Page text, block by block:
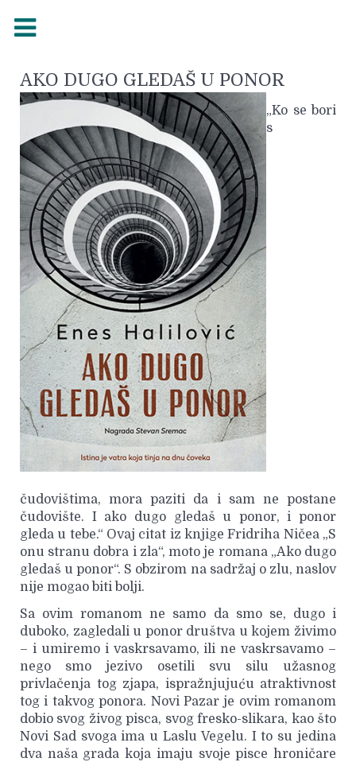
AKO DUGO GLEDAŠ U PONOR
„Ko se bori
s
čudovištima, mora paziti da i sam ne postane
čudovište. I ako dugo gledaš u ponor, i ponor
gleda u tebe.“ Ovaj citat iz knjige Fridriha Ničea „S
onu stranu dobra i zla“, moto je romana „Ako dugo
gledaš u ponor“. S obzirom na sadržaj o zlu, naslov
nije mogao biti bolji.
Sa ovim romanom ne samo da smo se, dugo i
duboko, zagledali u ponor društva u kojem živimo
– i umiremo i vaskrsavamo, ili ne vaskrsavamo –
nego smo jezivo osetili svu silu užasnog
privlačenja tog zjapa, ispražnjujuću atraktivnost
tog i takvog ponora. Novi Pazar je ovim romanom
dobio svog živog pisca, svog fresko-slikara, kao što
Novi Sad svoga ima u Laslu Vegelu. I to su jedina
dva naša grada koja imaju svoje pisce hroničare